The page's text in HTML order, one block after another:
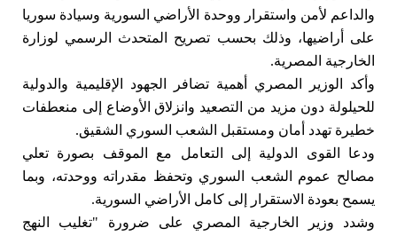
والداعم لأمن واستقرار ووحدة الأراضي السورية وسيادة سوريا
على أراضيها، وذلك بحسب تصريح المتحدث الرسمي لوزارة
الخارجية المصرية.
وأكد الوزير المصري أهمية تضافر الجهود الإقليمية والدولية
للحيلولة دون مزيد من التصعيد وانزلاق الأوضاع إلى منعطفات
خطيرة تهدد أمان ومستقبل الشعب السوري الشقيق.
ودعا القوى الدولية إلى التعامل مع الموقف بصورة تعلي
مصالح عموم الشعب السوري وتحفظ مقدراته ووحدته، وبما
يسمح بعودة الاستقرار إلى كامل الأراضي السورية.
وشدد وزير الخارجية المصري على ضرورة "تغليب النهج